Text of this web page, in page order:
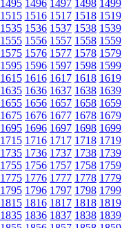
1495 1496 1497 1498 1499
1515 1516 1517 1518 1519
1535 1536 1537 1538 1539
1555 1556 1557 1558 1559
1575 1576 1577 1578 1579
1595 1596 1597 1598 1599
1615 1616 1617 1618 1619
1635 1636 1637 1638 1639
1655 1656 1657 1658 1659
1675 1676 1677 1678 1679
1695 1696 1697 1698 1699
1715 1716 1717 1718 1719
1735 1736 1737 1738 1739
1755 1756 1757 1758 1759
1775 1776 1777 1778 1779
1795 1796 1797 1798 1799
1815 1816 1817 1818 1819
1835 1836 1837 1838 1839